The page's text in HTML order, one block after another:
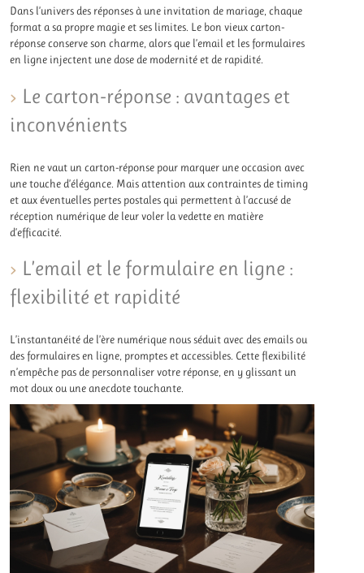
Dans l’univers des réponses à une invitation de mariage, chaque
format a sa propre magie et ses limites. Le bon vieux carton-
réponse conserve son charme, alors que l’email et les formulaires
en ligne injectent une dose de modernité et de rapidité.
Le carton-réponse : avantages et
inconvénients
Rien ne vaut un carton-réponse pour marquer une occasion avec
une touche d’élégance. Mais attention aux contraintes de timing
et aux éventuelles pertes postales qui permettent à l’accusé de
réception numérique de leur voler la vedette en matière
d’efficacité.
L’email et le formulaire en ligne :
flexibilité et rapidité
L’instantanéité de l’ère numérique nous séduit avec des emails ou
des formulaires en ligne, promptes et accessibles. Cette flexibilité
n’empêche pas de personnaliser votre réponse, en y glissant un
mot doux ou une anecdote touchante.